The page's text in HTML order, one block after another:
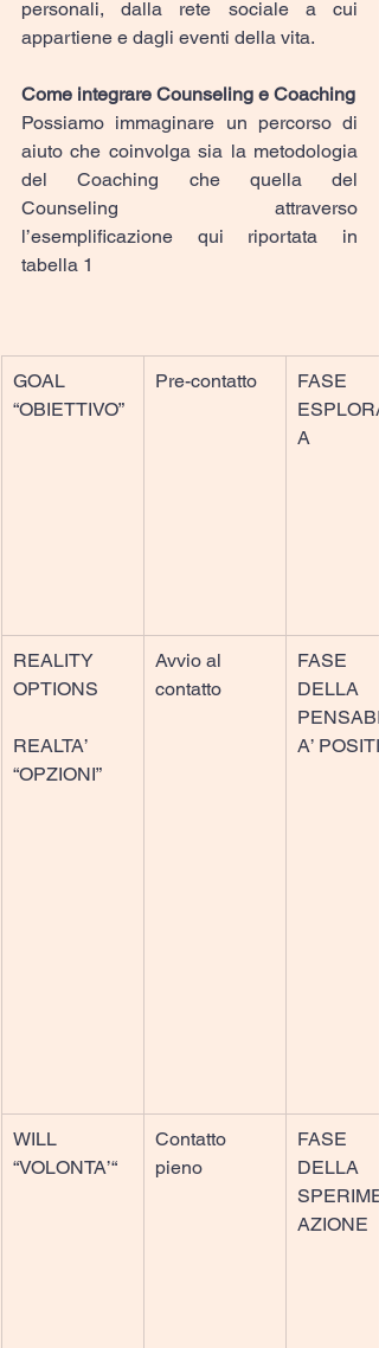
personali, dalla rete sociale a cui
appartiene e dagli eventi della vita.
Come integrare Counseling e Coaching
Possiamo immaginare un percorso di
aiuto che coinvolga sia la metodologia
del Coaching che quella del
Counseling attraverso
l’esemplificazione qui riportata in
tabella 1
GOAL
“OBIETTIVO”
Pre-contatto
FASE
A
REALITY
OPTIONS
REALTA’
“OPZIONI”
Avvio al
contatto
FASE
DELLA
A’
WILL
“VOLONTA’“
Contatto
pieno
FASE
DELLA
AZIONE